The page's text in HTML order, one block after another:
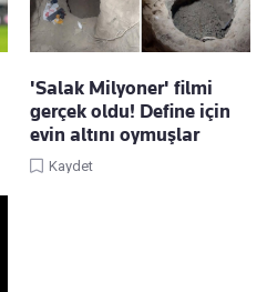
'Salak Milyoner' filmi
gerçek oldu! Define için
evin altını oymuşlar
Kaydet